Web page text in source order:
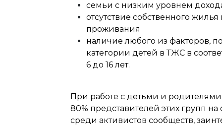
семьи с низким уровнем
отсутствие собственного
проживания
наличие любого из факторов,
категории детей в ТЖС в
6 до 16 лет.
При работе с детьми и
80% представителей этих групп
среди активистов сообществ,